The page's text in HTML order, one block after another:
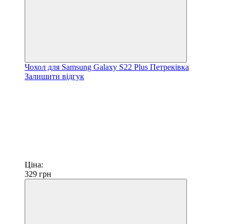
Чохол для Samsung Galaxy S22 Plus Петреківка
Залишити відгук
Ціна:
329 грн